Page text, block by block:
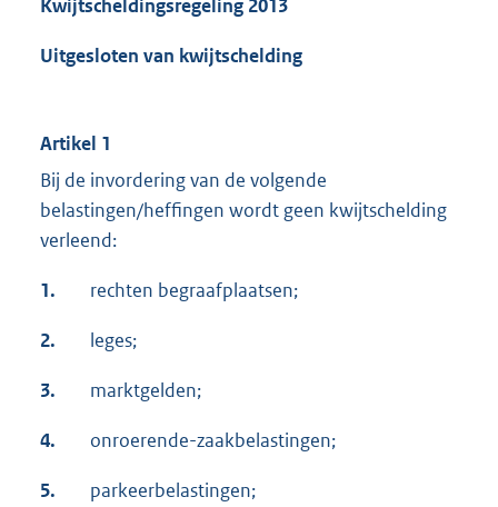
Kwijtscheldingsregeling 2013
Uitgesloten van kwijtschelding
Artikel 1
Bij de invordering van de volgende
belastingen/heffingen wordt geen kwijtschelding
verleend:
1. rechten begraafplaatsen;
2. leges;
3. marktgelden;
4. onroerende-zaakbelastingen;
5. parkeerbelastingen;